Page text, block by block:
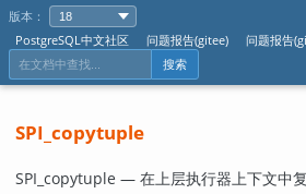
版本：
PostgreSQL中文社区
问题报告(gitee) 问题报告
搜索
SPI_copytuple
SPI_copytuple — 在上层执行器上下文中